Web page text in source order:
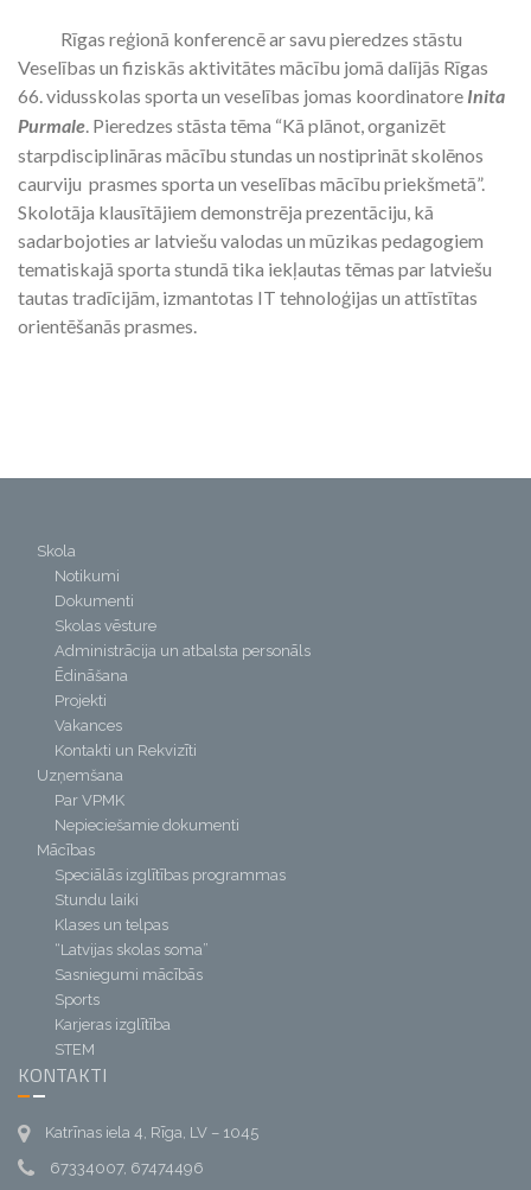
Rīgas reģionā konferencē ar savu pieredzes stāstu
Veselības un fiziskās aktivitātes mācību jomā dalījās Rīgas
66. vidusskolas sporta un veselības jomas koordinatore Inita
Purmale. Pieredzes stāsta tēma “Kā plānot, organizēt
starpdisciplināras mācību stundas un nostiprināt skolēnos
caurviju prasmes sporta un veselības mācību priekšmetā”.
Skolotāja klausītājiem demonstrēja prezentāciju, kā
sadarbojoties ar latviešu valodas un mūzikas pedagogiem
tematiskajā sporta stundā tika iekļautas tēmas par latviešu
tautas tradīcijām, izmantotas IT tehnoloģijas un attīstītas
orientēšanās prasmes.
Skola
Notikumi
Dokumenti
Skolas vēsture
Administrācija un atbalsta personāls
Ēdināšana
Projekti
Vakances
Kontakti un Rekvizīti
Uzņemšana
Par VPMK
Nepieciešamie dokumenti
Mācības
Speciālās izglītības programmas
Stundu laiki
Klases un telpas
“Latvijas skolas soma”
Sasniegumi mācībās
Sports
Karjeras izglītība
STEM
KONTAKTI
Katrīnas iela 4, Rīga, LV – 1045
67334007, 67474496